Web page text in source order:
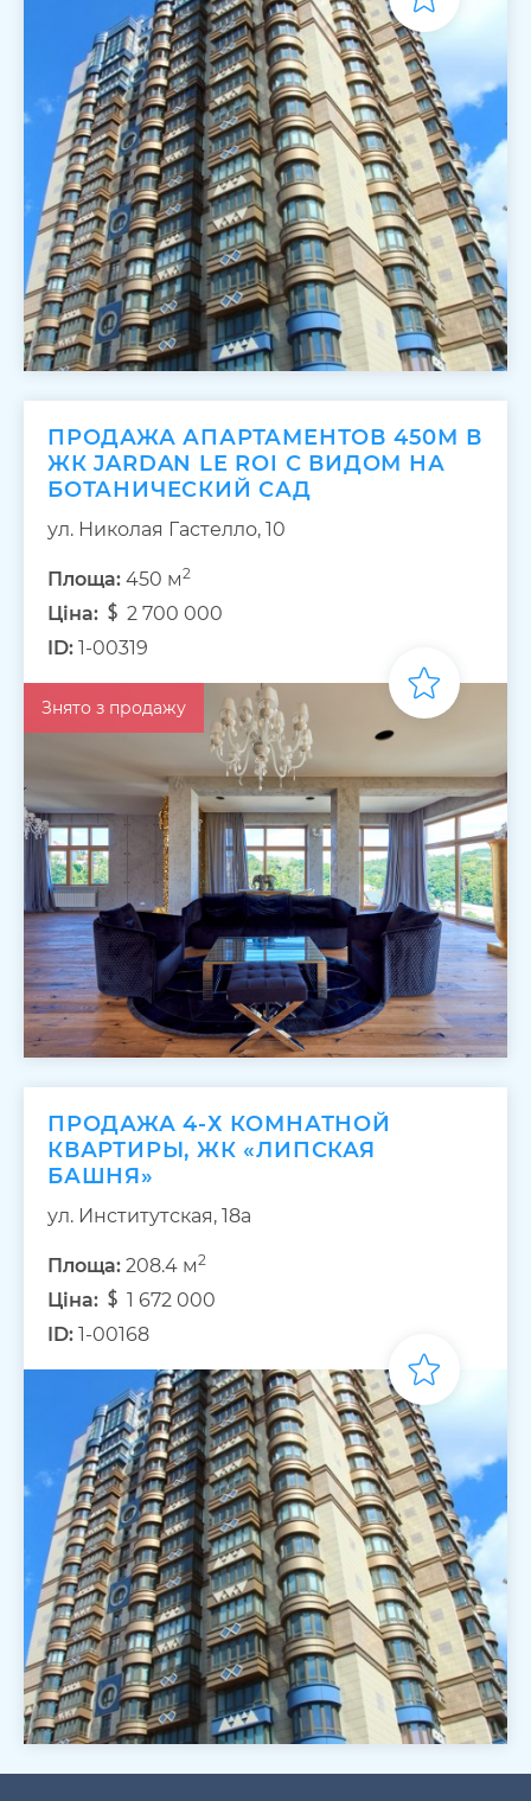
ПРОДАЖА АПАРТАМЕНТОВ 450М В
ЖК JARDAN LE ROI С ВИДОМ НА
БОТАНИЧЕСКИЙ САД
ул. Николая Гастелло, 10
Площа: 450 м2
Ціна:
2 700 000
ID: 1-00319
Знято з продажу
ПРОДАЖА 4-Х КОМНАТНОЙ
КВАРТИРЫ, ЖК «ЛИПСКАЯ
БАШНЯ»
ул. Институтская, 18а
Площа: 208.4 м2
Ціна:
1 672 000
ID: 1-00168